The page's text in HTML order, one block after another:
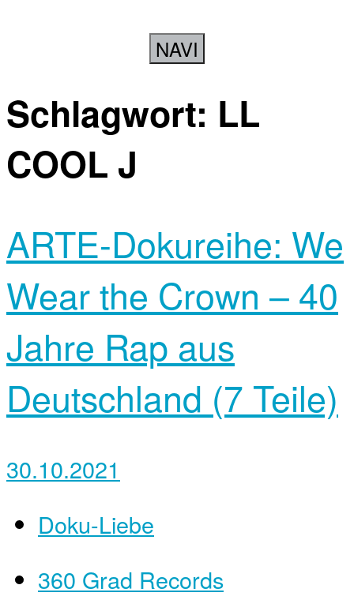
NAVI
Schlagwort: LL
COOL J
ARTE-Dokureihe: We
Wear the Crown – 40
Jahre Rap aus
Deutschland (7 Teile)
30.10.2021
Doku-Liebe
360 Grad Records